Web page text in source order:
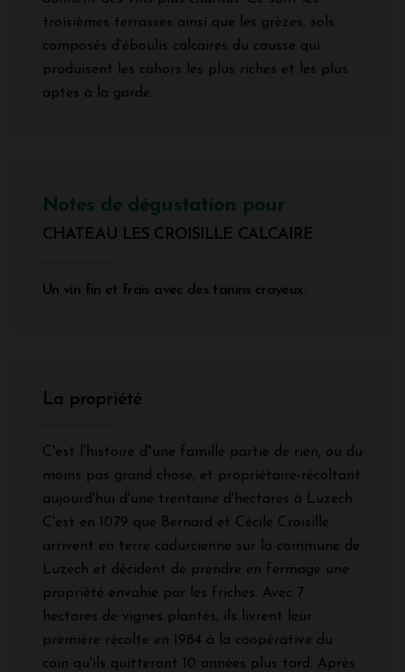
troisièmes terrasses ainsi que les grèzes, sols
composés d’éboulis calcaires du causse qui
produisent les cahors les plus riches et les plus
aptes à la garde.
Notes de dégustation pour
CHATEAU LES CROISILLE CALCAIRE
Un vin fin et frais avec des tanins crayeux.
La propriété
C'est l'histoire d"une famille partie de rien, ou du
moins pas grand chose, et propriétaire-récoltant
aujourd'hui d'une trentaine d'hectares à Luzech.
C'est en 1079 que Bernard et Cécile Croisille
arrivent en terre cadurcienne sur la commune de
Luzech et décident de prendre en fermage une
propriété envahie par les friches. Avec 7
hectares de vignes plantés, ils livrent leur
première récolte en 1984 à la coopérative du
coin qu'ils quitteront 10 années plus tard. Après